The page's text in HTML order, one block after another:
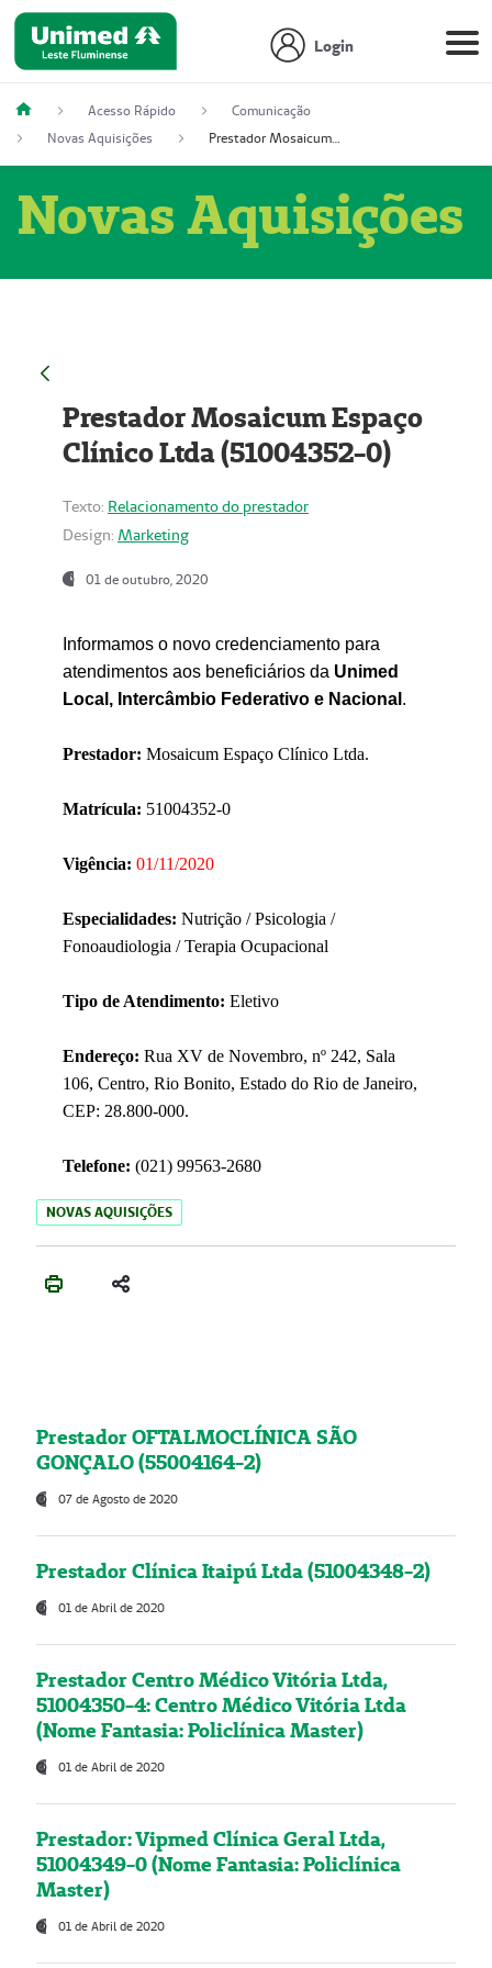
Login
Acesso Rápido
Comunicação
Novas Aquisições
Prestador Mosaicum Espaço Clínico Ltda (51004352-0)
Novas Aquisições
Prestador Mosaicum Espaço
Clínico Ltda (51004352-0)
Texto: Relacionamento do prestador
Design: Marketing
01 de outubro, 2020
Informamos o novo credenciamento para
atendimentos aos beneficiários da Unimed
Local, Intercâmbio Federativo e Nacional .
Prestador: Mosaicum Espaço Clínico Ltda.
Matrícula: 51004352-0
Vigência: 01/11/2020
Especialidades: Nutrição / Psicologia /
Fonoaudiologia / Terapia Ocupacional
Tipo de Atendimento: Eletivo
Endereço: Rua XV de Novembro, nº 242, Sala
106, Centro, Rio Bonito, Estado do Rio de Janeiro,
CEP: 28.800-000.
Telefone: (021) 99563-2680
NOVAS AQUISIÇÕES
Prestador OFTALMOCLÍNICA SÃO
GONÇALO (55004164-2)
07 de Agosto de 2020
Prestador Clínica Itaipú Ltda (51004348-2)
01 de Abril de 2020
Prestador Centro Médico Vitória Ltda,
51004350-4: Centro Médico Vitória Ltda
(Nome Fantasia: Policlínica Master)
01 de Abril de 2020
Prestador: Vipmed Clínica Geral Ltda,
51004349-0 (Nome Fantasia: Policlínica
Master)
01 de Abril de 2020